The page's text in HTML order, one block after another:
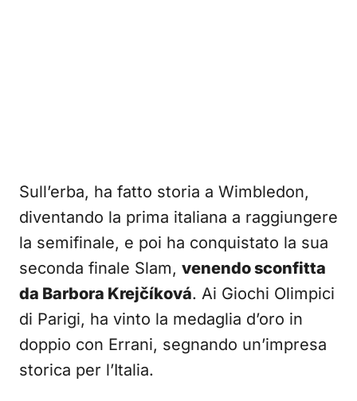
Sull’erba, ha fatto storia a Wimbledon,
diventando la prima italiana a raggiungere
la semifinale, e poi ha conquistato la sua
seconda finale Slam, venendo sconfitta
da Barbora Krejčíková. Ai Giochi Olimpici
di Parigi, ha vinto la medaglia d’oro in
doppio con Errani, segnando un’impresa
storica per l’Italia.